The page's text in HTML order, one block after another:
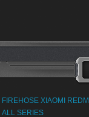
FIREHOSE XIAOMI
ALL SERIES